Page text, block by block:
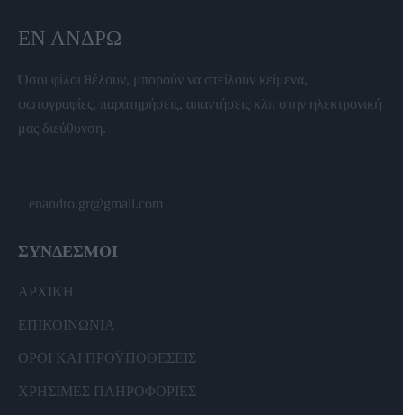
ΕΝ ΆΝΔΡΩ
Όσοι φίλοι θέλουν, μπορούν να στείλουν κείμενα,
φωτογραφίες, παρατηρήσεις, απαντήσεις κλπ στην ηλεκτρονική
μας διεύθυνση.
enandro.gr@gmail.com
ΣΥΝΔΕΣΜΟΙ
ΑΡΧΙΚΗ
ΕΠΙΚΟΙΝΩΝΙΑ
ΟΡΟΙ ΚΑΙ ΠΡΟΫΠΟΘΕΣΕΙΣ
ΧΡΗΣΙΜΕΣ ΠΛΗΡΟΦΟΡΙΕΣ